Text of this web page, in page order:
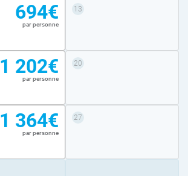
694€
par personne
13
1 202€
par personne
20
1 364€
par personne
27